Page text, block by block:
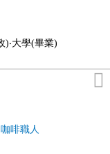
)‧大學(畢業)
咖啡職人